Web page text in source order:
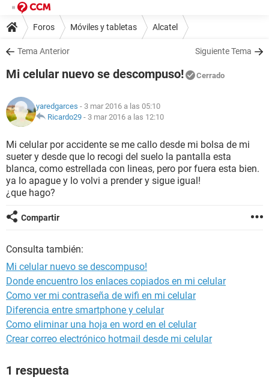
Foros Móviles y tabletas Alcatel
Tema Anterior Siguiente Tema
Mi celular nuevo se descompuso! Cerrado
yaredgarces - 3 mar 2016 a las 05:10
Ricardo29 - 3 mar 2016 a las 12:10
Mi celular por accidente se me callo desde mi bolsa de mi
sueter y desde que lo recogi del suelo la pantalla esta
blanca, como estrellada con lineas, pero por fuera esta bien.
ya lo apague y lo volvi a prender y sigue igual!
¿que hago?
Compartir
Consulta también:
Mi celular nuevo se descompuso!
Donde encuentro los enlaces copiados en mi celular
Como ver mi contraseña de wifi en mi celular
Diferencia entre smartphone y celular
Como eliminar una hoja en word en el celular
Crear correo electrónico hotmail desde mi celular
1 respuesta